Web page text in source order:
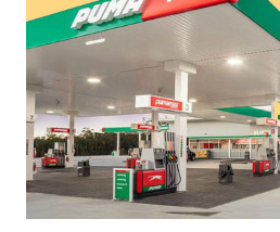
¡Enhorabuena que lo disfrute!
...